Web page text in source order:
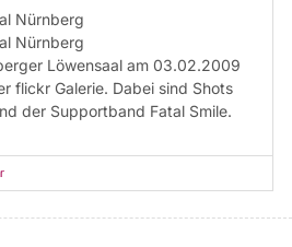
Nürnberg
Nürnberg
Löwensaal am 03.02.2009
flickr Galerie. Dabei sind Shots
der Supportband Fatal Smile.